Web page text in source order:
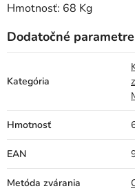
Hmotnosť: 68 Kg
Dodatočné parametre
Kategória
Hmotnosť
EAN
Metóda zvárania